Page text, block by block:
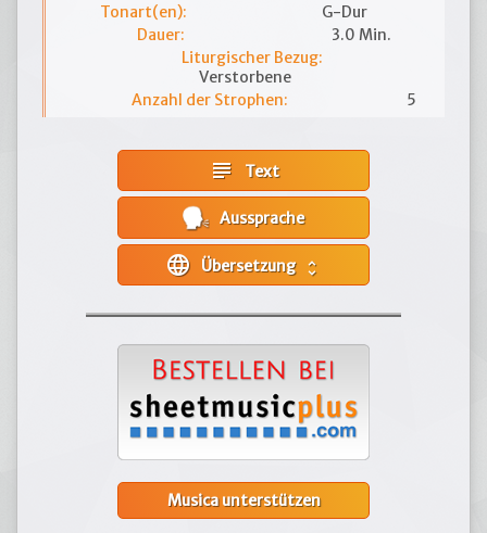
Tonart(en):
G-Dur
Dauer:
3.0 Min.
Liturgischer Bezug:
Verstorbene
Anzahl der Strophen:
5
subject Text
Aussprache
language unfold_more
Musica unterstützen